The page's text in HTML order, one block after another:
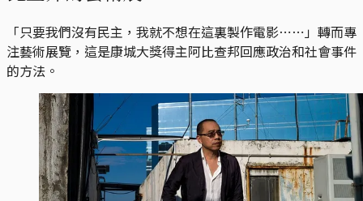
「只要我們沒有民主，我就不想在這裏製作電影⋯⋯」轉而專
注藝術展覽，這是康城大獎得主阿比查邦回應政治和社會事件
的方法。